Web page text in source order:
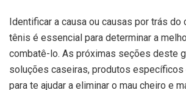
Identificar a causa ou causas por trás do
tênis é essencial para determinar a
combatê-lo. As próximas seções deste
soluções caseiras, produtos
para te ajudar a eliminar o mau cheiro e